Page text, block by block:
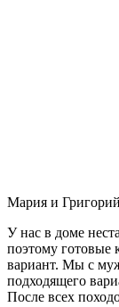
Мария и
У нас в доме
поэтому готовые
вариант. Мы с
подходящего
После всех